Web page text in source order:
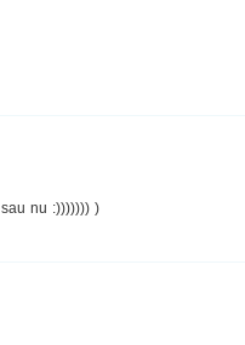
nu :))))))) )